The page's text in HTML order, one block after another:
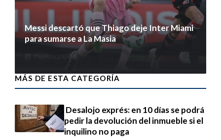
Messi descartó que Thiago deje Inter Miami
para sumarse a La Masia
MÁS DE ESTA CATEGORÍA
Desalojo exprés: en 10 días se podrá
pedir la devolución del inmueble si el
inquilino no paga